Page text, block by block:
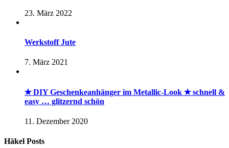
23. März 2022
Werkstoff Jute
7. März 2021
✭ DIY Geschenkeanhänger im Metallic-Look ✭ schnell &
easy … glitzernd schön
11. Dezember 2020
Häkel Posts